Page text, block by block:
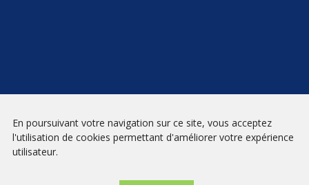
NEWSLETTER
En poursuivant votre navigation sur ce site, vous acceptez
l'utilisation de cookies permettant d'améliorer votre expérience
utilisateur.